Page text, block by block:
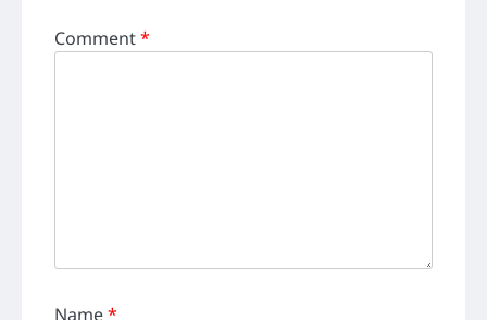
Comment*
Name*